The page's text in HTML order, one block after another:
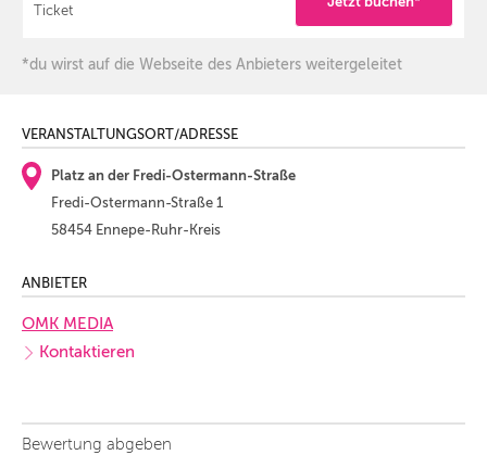
Ticket
*du wirst auf die Webseite des Anbieters weitergeleitet
VERANSTALTUNGSORT/ADRESSE
Platz an der Fredi-Ostermann-Straße
Fredi-Ostermann-Straße 1
58454 Ennepe-Ruhr-Kreis
ANBIETER
OMK MEDIA
Kontaktieren
Bewertung abgeben